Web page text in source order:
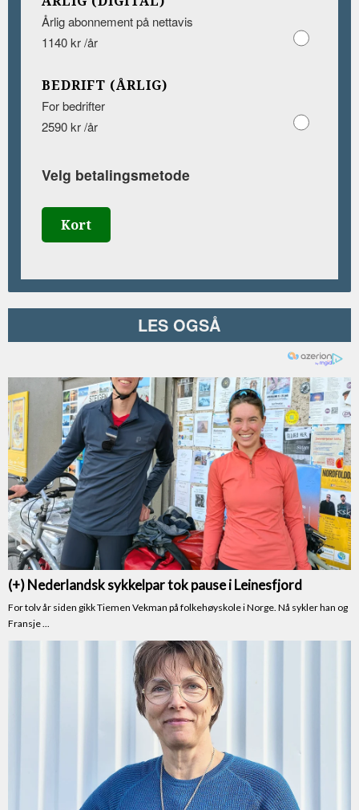
Årlig abonnement på nettavis
1140 kr /år
BEDRIFT (ÅRLIG)
For bedrifter
2590 kr /år
Velg betalingsmetode
Kort
LES OGSÅ